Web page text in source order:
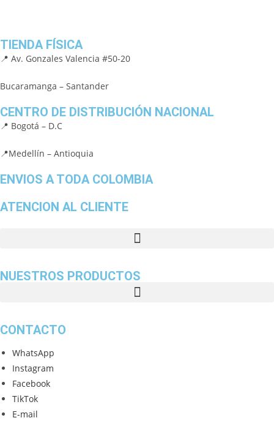
TIENDA FÍSICA
📍 Av. Gonzales Valencia #50-20
Bucaramanga – Santander
CENTRO DE DISTRIBUCIÓN NACIONAL
📍 Bogotá – D.C
📍Medellín – Antioquia
ENVIOS A TODA COLOMBIA
ATENCION AL CLIENTE
NUESTROS PRODUCTOS
CONTACTO
WhatsApp
Instagram
Facebook
TikTok
E-mail